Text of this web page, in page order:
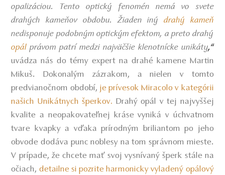
opalizáciou. Tento optický fenomén nemá vo svete
drahých kameňov obdobu. Žiaden iný drahý kameň
nedisponuje podobným optickým efektom, a preto drahý
opál právom patrí medzi najväčšie klenotnícke unikáty,“
uvádza nás do témy expert na drahé kamene Martin
Mikuš. Dokonalým zázrakom, a nielen v tomto
predvianočnom období, je prívesok Miracolo v kategórii
našich Unikátnych šperkov. Drahý opál v tej najvyššej
kvalite a neopakovateľnej kráse vyniká v úchvatnom
tvare kvapky a vďaka prírodným briliantom po jeho
obvode dodáva punc noblesy na tom správnom mieste.
V prípade, že chcete mať svoj vysnívaný šperk stále na
očiach, detailne si pozrite harmonicky vyladený opálový